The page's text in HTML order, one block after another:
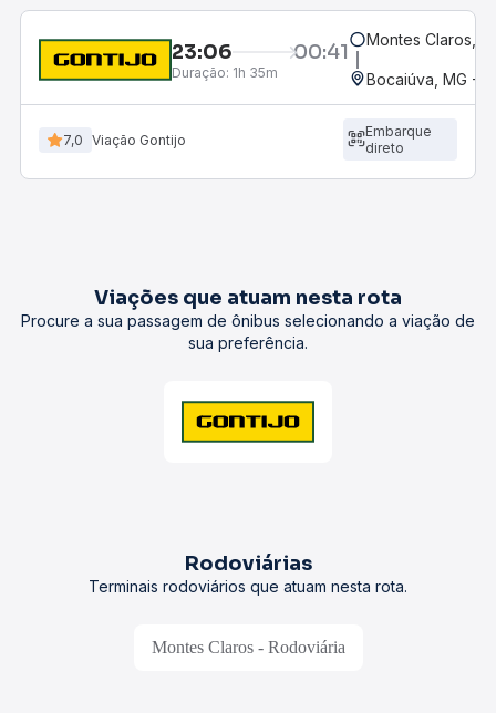
23:06 00:41
Duração: 1h 35m
Montes Claros,
Bocaiúva, MG -
7,0 Viação Gontijo
Embarque
direto
Viações que atuam nesta rota
Procure a sua passagem de ônibus selecionando a viação de
sua preferência.
Rodoviárias
Terminais rodoviários que atuam nesta rota.
Montes Claros - Rodoviária